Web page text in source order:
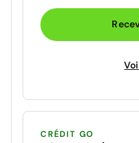
CRÉDIT GO